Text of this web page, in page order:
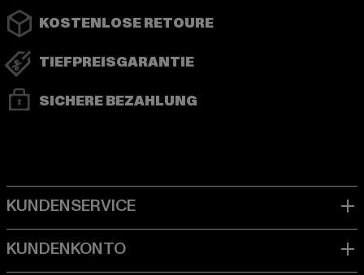
KOSTENLOSE RETOURE
TIEFPREISGARANTIE
SICHERE BEZAHLUNG